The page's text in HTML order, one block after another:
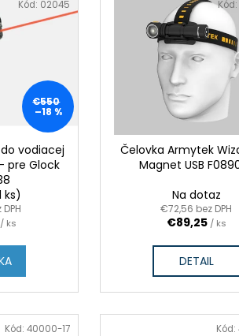
€550
–18 %
vodiacej
- pre Glock
ks)
/ ks
Kód: 02045
Čelovka Armytek
Magnet USB
Na dotaz
€72,56 bez DPH
€89,25 / ks
DETAIL
Kód:
Kód:40000-17 Kód: